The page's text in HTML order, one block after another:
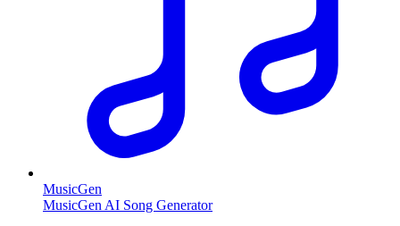
MusicGen
MusicGen AI Song Generator